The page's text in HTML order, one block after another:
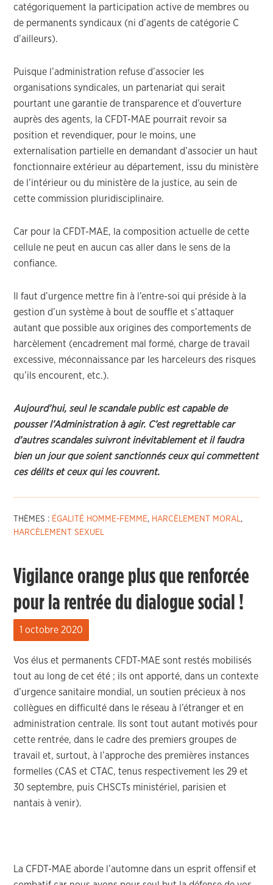
catégoriquement la participation active de membres ou
de permanents syndicaux (ni d’agents de catégorie C
d’ailleurs).
Puisque l’administration refuse d’associer les
organisations syndicales, un partenariat qui serait
pourtant une garantie de transparence et d’ouverture
auprès des agents, la CFDT-MAE pourrait revoir sa
position et revendiquer, pour le moins, une
externalisation partielle en demandant d’associer un haut
fonctionnaire extérieur au département, issu du ministère
de l’intérieur ou du ministère de la justice, au sein de
cette commission pluridisciplinaire.
Car pour la CFDT-MAE, la composition actuelle de cette
cellule ne peut en aucun cas aller dans le sens de la
confiance.
Il faut d’urgence mettre fin à l’entre-soi qui préside à la
gestion d’un système à bout de souffle et s’attaquer
autant que possible aux origines des comportements de
harcèlement (encadrement mal formé, charge de travail
excessive, méconnaissance par les harceleurs des risques
qu’ils encourent, etc.).
Aujourd’hui, seul le scandale public est capable de
pousser l’Administration à agir. C’est regrettable car
d’autres scandales suivront inévitablement et il faudra
bien un jour que soient sanctionnés ceux qui commettent
ces délits et ceux qui les couvrent.
THÈMES : ÉGALITÉ HOMME-FEMME, HARCÈLEMENT MORAL,
HARCÈLEMENT SEXUEL
Vigilance orange plus que renforcée
pour la rentrée du dialogue social !
1 octobre 2020
Vos élus et permanents CFDT-MAE sont restés mobilisés
tout au long de cet été ; ils ont apporté, dans un contexte
d’urgence sanitaire mondial, un soutien précieux à nos
collègues en difficulté dans le réseau à l’étranger et en
administration centrale. Ils sont tout autant motivés pour
cette rentrée, dans le cadre des premiers groupes de
travail et, surtout, à l’approche des premières instances
formelles (CAS et CTAC, tenus respectivement les 29 et
30 septembre, puis CHSCTs ministériel, parisien et
nantais à venir).
La CFDT-MAE aborde l’automne dans un esprit offensif et